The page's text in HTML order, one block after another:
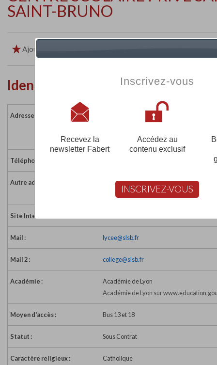
SAINT-BRUNO
Ajouter aux favoris
Identité de l'établissement
Adresse :
Lycée : 16 rue des Chartreux
Téléphone :
Autre adresse :
Collège : 1 cours Général Giraud - 04 78
Ecole : 17 rue des Chartreux - 04 72 98 23
Site Internet :
Mail : lycee@slsb.fr
Mail 2 : college@slsb.fr
Académie :
Académie de Lyon
Académie de Lyon sur
Moyen d'accès : Bus 13 et 18
Statut : Sous Contrat
Caractère religieux : Catholique
Inscrivez-vous
Recevez la
newsletter Fabert
Accédez au
contenu exclusif
INSCRIVEZ-VOUS